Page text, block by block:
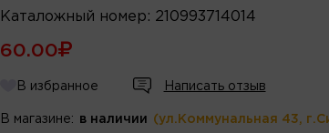
Каталожный номер : 210993714014
60.00
В избранное Написать отзыв
В магазине: в наличии (ул.Коммунальная 43,